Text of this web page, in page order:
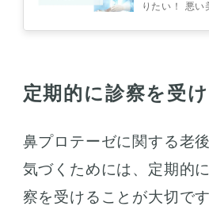
選び方を
りたい！ 悪い
定期的に診察を受
鼻プロテーゼに関する老
気づくためには、定期的
察を受けることが大切です